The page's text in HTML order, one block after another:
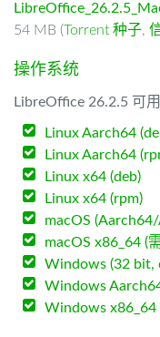
54 MB (Torrent 种子,
操作系统
LibreOffice 26.2.5 可
Linux Aarch64
Linux Aarch64
Linux x64 (deb)
Linux x64 (rpm)
macOS
macOS x86_64 (
Windows (32 bit,
Windows
Windows x86_64